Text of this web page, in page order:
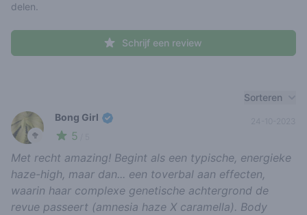
delen.
Schrijf een review
Sorteren
🥦
Bong Girl
5
24-10-2023
Met recht amazing! Begint als een typische, energieke
haze-high, maar dan... een toverbal aan effecten,
waarin haar complexe genetische achtergrond de
revue passeert (amnesia haze X caramella). Body